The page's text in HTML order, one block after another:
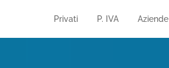
Privati P. IVA Aziende